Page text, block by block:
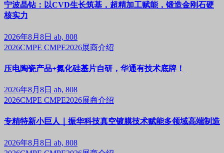
宁波晶钻：以CVD生长筑基，超精加工赋能，锻造金刚石硬
核实力
2026年8月8日 ab, 808
2026CMPE CMPE2026展商介绍
压电陶瓷产品+氮化硅基片自研，华通有技术底牌！
2026年8月8日 ab, 808
2026CMPE CMPE2026展商介绍
专精特新小巨人｜振华科技真空镀膜技术赋能多领域高端制造
2026年8月8日 ab, 808